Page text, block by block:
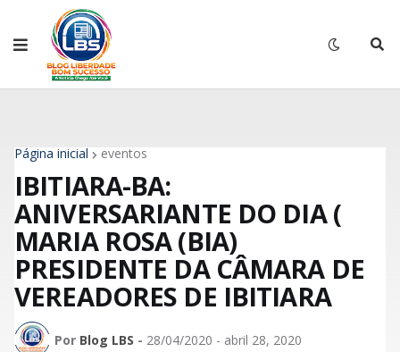
Página inicial eventos
IBITIARA-BA:
ANIVERSARIANTE DO DIA (
MARIA ROSA (BIA)
PRESIDENTE DA CÂMARA DE
VEREADORES DE IBITIARA
Por Blog LBS - 28/04/2020 - abril 28, 2020